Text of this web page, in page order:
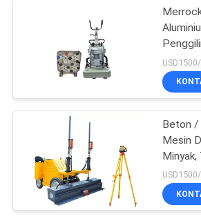
460V
Beton /
Mesin